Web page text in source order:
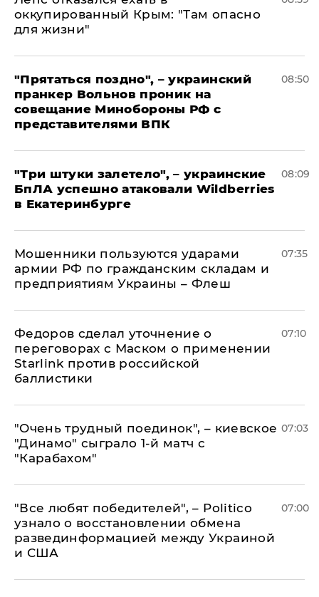
оккупированный Крым: "Там опасно
для жизни"
"Прятаться поздно", – украинский
пранкер Вольнов проник на
совещание Минобороны РФ с
представителями ВПК
08:50
"Три штуки залетело", – украинские
БпЛА успешно атаковали Wildberries
в Екатеринбурге
08:09
Мошенники пользуются ударами
армии РФ по гражданским складам и
предприятиям Украины – Флеш
07:35
Федоров сделал уточнение о
переговорах с Маском о применении
Starlink против российской
баллистики
07:10
"Очень трудный поединок", – киевское
"Динамо" сыграло 1-й матч с
"Карабахом"
07:03
​"Все любят победителей", – Politico
узнало о восстановлении обмена
развединформацией между Украиной
и США
07:00